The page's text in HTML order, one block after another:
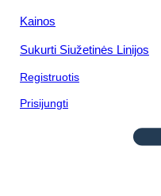
Kainos
Sukurti Siužetinės Linijos
Registruotis
Prisijungti